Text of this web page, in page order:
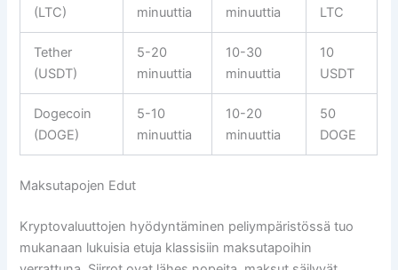
(LTC)
minuuttia
minuuttia
LTC
Tether
(USDT)
5-20
minuuttia
10-30
minuuttia
10
USDT
Dogecoin
(DOGE)
5-10
minuuttia
10-20
minuuttia
50
DOGE
Maksutapojen Edut
Kryptovaluuttojen hyödyntäminen peliympäristössä tuo
mukanaan lukuisia etuja klassisiin maksutapoihin